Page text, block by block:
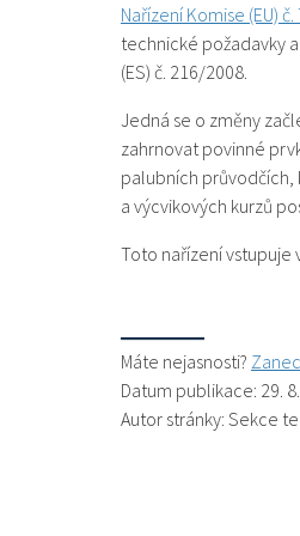
Nařízení Komise (EU)
technické požadavky
(ES) č. 216/2008.
Jedná se o změny
zahrnovat povinné
palubních průvodčích,
a výcvikových kurzů
Toto nařízení vstupuje
Máte nejasnosti?
Datum publikace: 29.
Autor stránky: Sekce